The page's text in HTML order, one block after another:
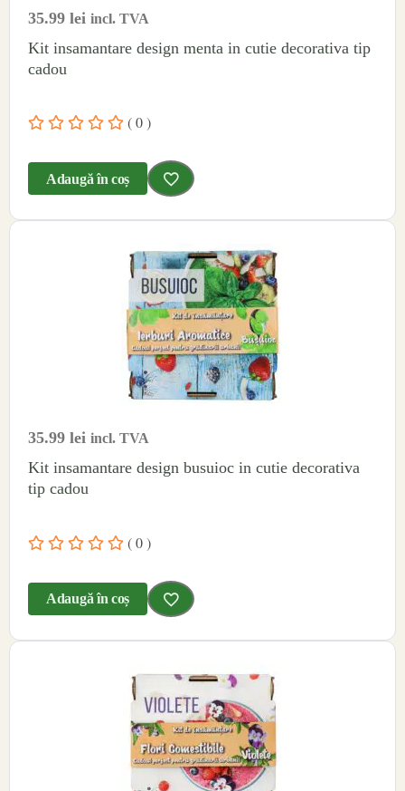
35.99 lei incl. TVA
Kit insamantare design menta in cutie decorativa tip
cadou
( 0 )
Adaugă în coș
35.99 lei incl. TVA
Kit insamantare design busuioc in cutie decorativa
tip cadou
( 0 )
Adaugă în coș